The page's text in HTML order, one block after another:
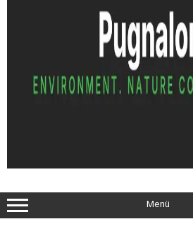
Menü